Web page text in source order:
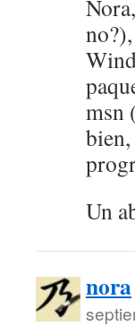
msn
Un
nora